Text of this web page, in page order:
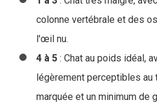
colonne vertébrale et des
l'œil nu.
4 à 5 : Chat au poids idéal,
légèrement perceptibles au
marquée et un minimum de